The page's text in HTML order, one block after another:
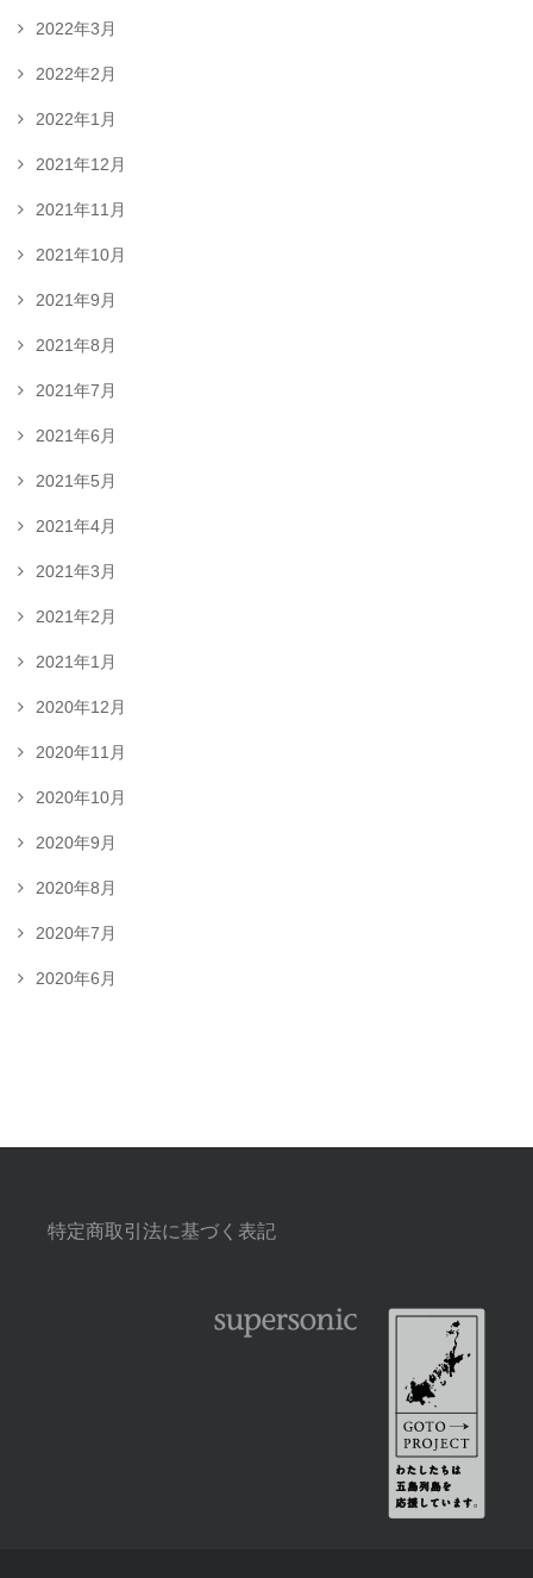
2022年3月
2022年2月
2022年1月
2021年12月
2021年11月
2021年10月
2021年9月
2021年8月
2021年7月
2021年6月
2021年5月
2021年4月
2021年3月
2021年2月
2021年1月
2020年12月
2020年11月
2020年10月
2020年9月
2020年8月
2020年7月
2020年6月
特定商取引法に基づく表記